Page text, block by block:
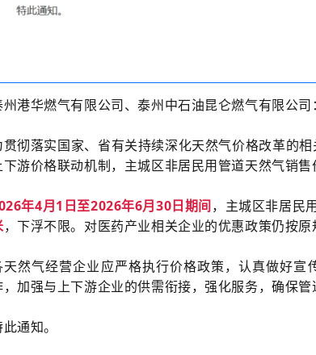
州港华燃气有限公司、泰州中石油昆仑燃气有限公司：
贯彻落实国家、省有关持续深化天然气价格改革的
下游价格联动机制，主城区非居民用管道天然气销售
年4月1日至2026年6月30日期间，主城区非居民
，下浮不限。对医药产业相关企业的优惠政策仍按原
天然气经营企业应严格执行价格政策，认真做好宣
，加强与上下游企业的供需衔接，强化服务，确保管
通知。